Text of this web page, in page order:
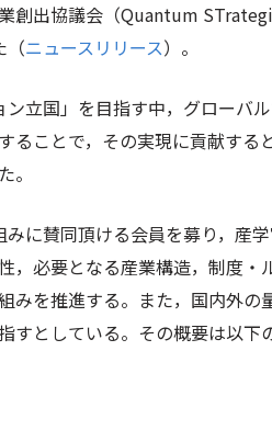
創出協議会（Quantum
（ニュースリリース）。
立国」を目指す中，グローバ
ることで，その実現に貢献する
。
に賛同頂ける会員を募り，産
，必要となる産業構造，制度・
みを推進する。また，国内外
としている。その概要は以下